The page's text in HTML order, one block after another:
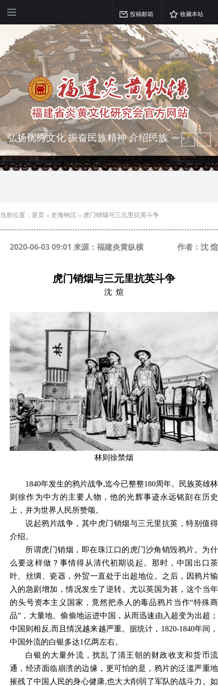
投稿邮箱 收藏本站
突出海西特色 报道台港澳侨 坚持古为
今用 力求雅俗共赏
弘扬优秀文化 振奋民族精神 介绍民族
当前位置： 首页 ›› 史海钩沉 ›› 虎门销烟与三元里抗英斗争
2020-06-03 09:01 来源：福建炎黄纵横 作者：沈 煊
虎门销烟与三元里抗英斗争
沈 煊
林则徐禁烟
1840年发生的鸦片战争,迄今已整整180周年。民族英雄林
则徐作为中方的主要人物，他的光辉事迹永远铭刻在历史
上，并为世界人民所赞颂。
说起鸦片战争，其中虎门销烟与三元里抗英，特别值得
介绍。
所谓虎门销烟，即在珠江口的虎门沙角销毁鸦片。为什
么要这样做？事情得从清代初期说起。那时，中国出口茶
叶、丝绸、瓷器，外贸一直处于出超地位。之后，因鸦片输
入的急剧增加，情况发生了逆转。尤以英国为甚，这个当年
的头号资本主义国家，竟然把杀人的毒品鸦片当作“特殊商
品”，大量地、偷偷地运进中国，从而迅速由入超变为出超；
中国则相反,而且情况越来越严重。据统计，1820-1840年间，
中国外流的白银多达1亿两左右。
白银的大量外流，扰乱了清王朝的财政收支和货币流
通，经济面临崩溃的边缘，更可怕的是，鸦片的泛滥严重地
摧残了中国人民的身心健康,也大大削弱了军队的战斗力。如